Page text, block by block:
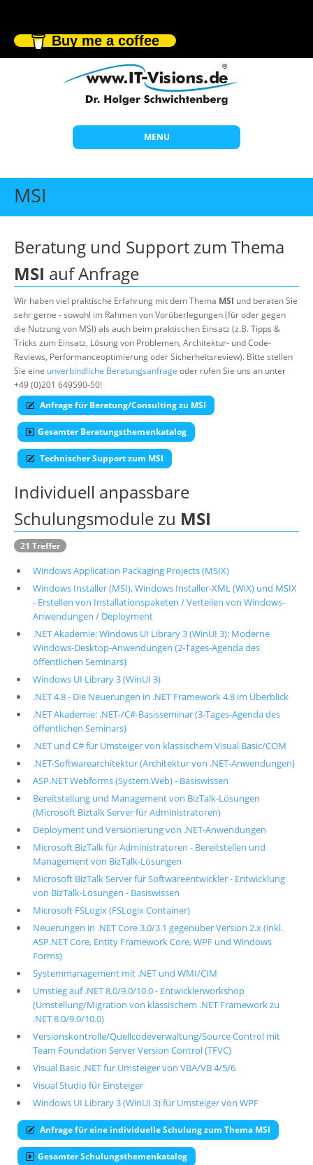
Buy me a coffee
MENU
Start
Individuelle Schulungen
Offene Seminare
Wissen
Über uns
Suche
MSI
Beratung und Support zum Thema
MSI auf Anfrage
Wir haben viel praktische Erfahrung mit dem Thema MSI und beraten Sie
sehr gerne - sowohl im Rahmen von Vorüberlegungen (für oder gegen
die Nutzung von MSI) als auch beim praktischen Einsatz (z.B. Tipps &
Tricks zum Einsatz, Lösung von Problemen, Architektur- und Code-
Reviews, Performanceoptimierung oder Sicherheitsreview). Bitte stellen
Sie eine unverbindliche Beratungsanfrage oder rufen Sie uns an unter
+49 (0)201 649590-50!
Anfrage für Beratung/Consulting zu MSI
Gesamter Beratungsthemenkatalog
Technischer Support zum MSI
Individuell anpassbare
Schulungsmodule zu MSI
21 Treffer
Windows Application Packaging Projects (MSIX)
Windows Installer (MSI), Windows Installer-XML (WiX) und MSIX
- Erstellen von Installationspaketen / Verteilen von Windows-
Anwendungen / Deployment
.NET Akademie: Windows UI Library 3 (WinUI 3): Moderne
Windows-Desktop-Anwendungen (2-Tages-Agenda des
öffentlichen Seminars)
Windows UI Library 3 (WinUI 3)
.NET 4.8 - Die Neuerungen in .NET Framework 4.8 im Überblick
.NET Akademie: .NET-/C#-Basisseminar (3-Tages-Agenda des
öffentlichen Seminars)
.NET und C# für Umsteiger von klassischem Visual Basic/COM
.NET-Softwarearchitektur (Architektur von .NET-Anwendungen)
ASP.NET Webforms (System.Web) - Basiswissen
Bereitstellung und Management von BizTalk-Lösungen
(Microsoft Biztalk Server für Administratoren)
Deployment und Versionierung von .NET-Anwendungen
Microsoft BizTalk für Administratoren - Bereitstellen und
Management von BizTalk-Lösungen
Microsoft BizTalk Server für Softwareentwickler - Entwicklung
von BizTalk-Lösungen - Basiswissen
Microsoft FSLogix (FSLogix Container)
Neuerungen in .NET Core 3.0/3.1 gegenüber Version 2.x (inkl.
ASP.NET Core, Entity Framework Core, WPF und Windows
Forms)
Systemmanagement mit .NET und WMI/CIM
Umstieg auf .NET 8.0/9.0/10.0 - Entwicklerworkshop
(Umstellung/Migration von klassischem .NET Framework zu
.NET 8.0/9.0/10.0)
Versionskontrolle/Quellcodeverwaltung/Source Control mit
Team Foundation Server Version Control (TFVC)
Visual Basic .NET für Umsteiger von VBA/VB 4/5/6
Visual Studio für Einsteiger
Windows UI Library 3 (WinUI 3) für Umsteiger von WPF
Anfrage für eine individuelle Schulung zum Thema MSI
Gesamter Schulungsthemenkatalog